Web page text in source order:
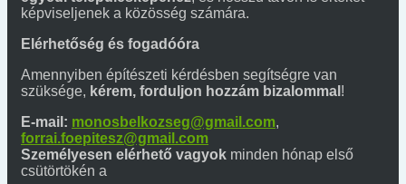
képviseljenek a közösség számára.
Elérhetőség és fogadóóra
Amennyiben építészeti kérdésben segítségre van
szüksége, kérem, forduljon hozzám bizalommal !
E-mail: monosbelkozseg@gmail.com,
forrai.foepitesz@gmail.com
Személyesen elérhető vagyok minden hónap első
csütörtökén a